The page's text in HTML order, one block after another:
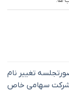
تغییر نام
سهامی خاص